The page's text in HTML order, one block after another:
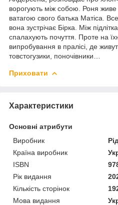
ворогують між собою. Роня живе
ватагою свого батька Матіса.
вона зустрічає Бірка. Між
спалахують почуття. Проте на
випробування в пралісі, де
товстогузики, поночівники…
Приховати
Характеристики
Основні атрибути
Виробник
Країна виробник
ISBN
Рік видання
Кількість сторінок
Мова видання